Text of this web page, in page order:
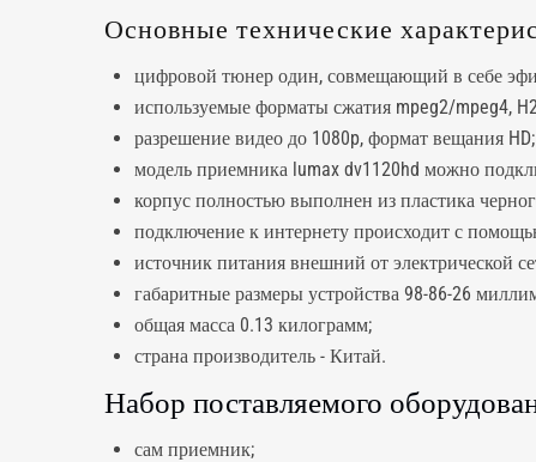
Основные технические
цифровой тюнер один, совмещающий в себе
используемые форматы сжатия mpeg2/mpeg4,
разрешение видео до 1080p, формат вещания HD;
модель приемника lumax dv1120hd можно
корпус полностью выполнен из пластика
подключение к интернету происходит с
источник питания внешний от электрической
габаритные размеры устройства 98-86-26
общая масса 0.13 килограмм;
страна производитель - Китай.
Набор поставляемого
сам приемник;